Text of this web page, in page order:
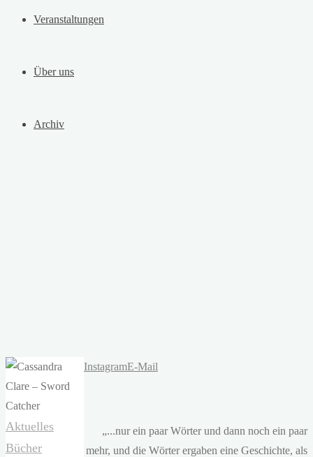
Veranstaltungen
Über uns
Archiv
Aktuelles
Bücher
InstagramE-Mail
„...nur ein paar Wörter und dann noch ein paar
mehr, und die Wörter ergaben eine Geschichte, als